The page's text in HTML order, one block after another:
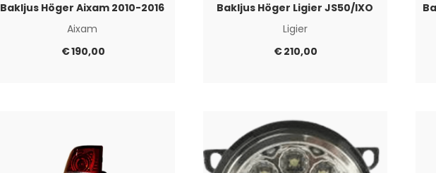
Bakljus Höger Aixam 2010-2016
Aixam
€190,00
Bakljus Höger Ligier JS50/IXO
Ligier
€210,00